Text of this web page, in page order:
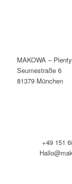
MAKOWA –
Seumestraße 6
81379 München
+49 151